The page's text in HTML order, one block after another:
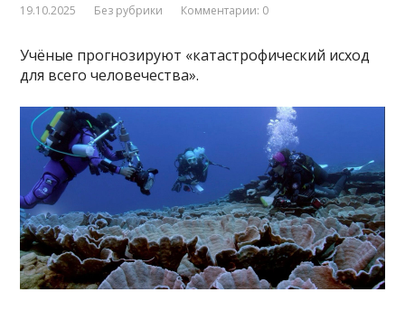
19.10.2025 Без рубрики Комментарии: 0
Учёные прогнозируют «катастрофический исход
для всего человечества».